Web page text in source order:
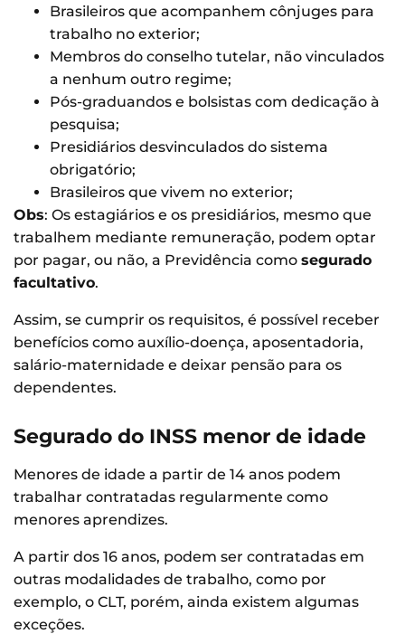
Brasileiros que acompanhem cônjuges para
trabalho no exterior;
Membros do conselho tutelar, não vinculados
a nenhum outro regime;
Pós-graduandos e bolsistas com dedicação à
pesquisa;
Presidiários desvinculados do sistema
obrigatório;
Brasileiros que vivem no exterior;
Obs: Os estagiários e os presidiários, mesmo que
trabalhem mediante remuneração, podem optar
por pagar, ou não, a Previdência como segurado
facultativo.
Assim, se cumprir os requisitos, é possível receber
benefícios como auxílio-doença, aposentadoria,
salário-maternidade e deixar pensão para os
dependentes.
Segurado do INSS menor de idade
Menores de idade a partir de 14 anos podem
trabalhar contratadas regularmente como
menores aprendizes.
A partir dos 16 anos, podem ser contratadas em
outras modalidades de trabalho, como por
exemplo, o CLT, porém, ainda existem algumas
exceções.